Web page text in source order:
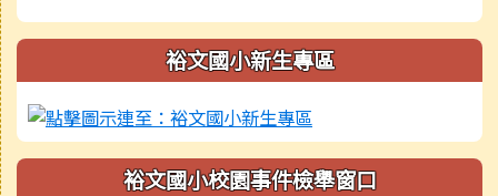
裕文國小新生專區
裕文國小校園事件檢舉窗口